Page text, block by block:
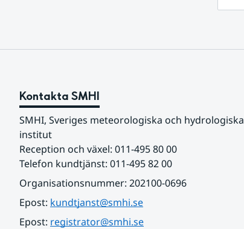
Kontakta SMHI
SMHI, Sveriges meteorologiska och hydrologiska
institut
Reception och växel: 011-495 80 00
Telefon kundtjänst: 011-495 82 00
Organisationsnummer: 202100-0696
Epost: kundtjanst@smhi.se
Epost: registrator@smhi.se